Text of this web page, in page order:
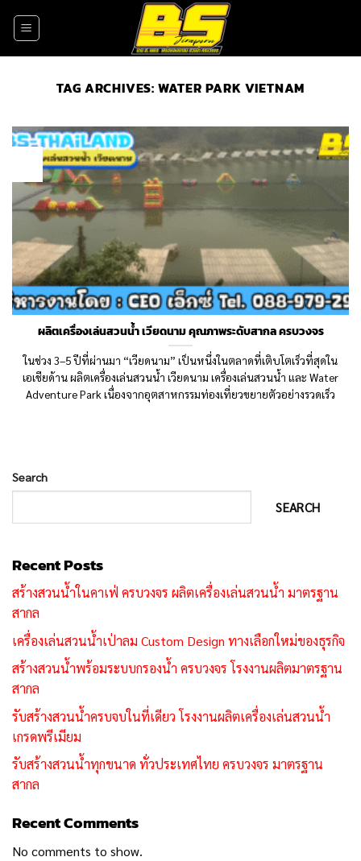
TAG ARCHIVES: WATER PARK VIETNAM
ผลิตเครื่องเล่นสวนน้ำ เวียดนาม คุณภาพระดับสากล ครบวงจร
ในช่วง 3–5 ปีที่ผ่านมา “เวียดนาม” เป็นหนึ่งในตลาดที่เติบโตเร็วที่สุดใน
เอเชียด้าน ผลิตเครื่องเล่นสวนน้ำ เวียดนาม เครื่องเล่นสวนน้ำ และ Water
Adventure Park เนื่องจากอุตสาหกรรมท่องเที่ยวขยายตัวอย่างรวดเร็ว
Search
SEARCH
Recent Posts
สร้างสวนน้ำในคาเฟ่ ครบวงจร ผลิตเครื่องเล่นสวนน้ำ มาตรฐาน
สากล
เครื่องเล่นสวนน้ำเป่าลม Custom Design ทางเลือกใหม่ของธุรกิจ
สร้างสวนน้ำพร้อมระบบกรองน้ำ ครบวงจร โรงงานผลิตมาตรฐาน
สากล
รับสร้างสวนน้ำครบจบในที่เดียว โรงงานผลิตเครื่องเล่นสวนน้ำ
เกรดพรีเมียม
รับสร้างสวนน้ำทุกขนาด ทั่วประเทศไทย ครบวงจร มาตรฐาน
สากล
Recent Comments
No comments to show.